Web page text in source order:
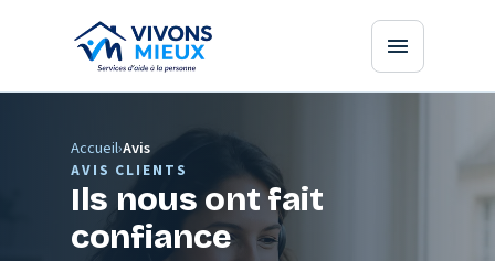
Accueil›Avis
AVIS CLIENTS
Ils nous ont fait
confiance